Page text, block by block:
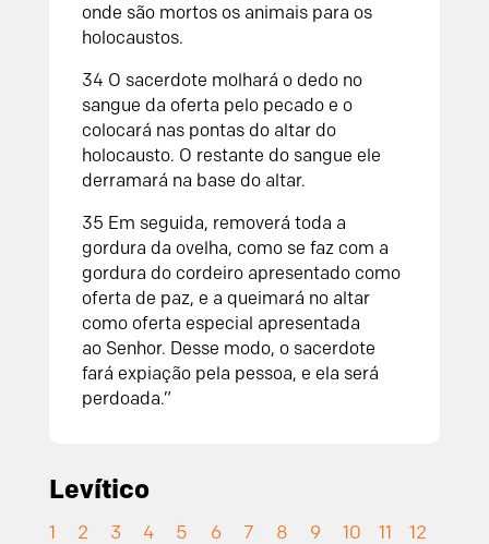
onde são mortos os animais para os
holocaustos.
34 O sacerdote molhará o dedo no
sangue da oferta pelo pecado e o
colocará nas pontas do altar do
holocausto. O restante do sangue ele
derramará na base do altar.
35 Em seguida, removerá toda a
gordura da ovelha, como se faz com a
gordura do cordeiro apresentado como
oferta de paz, e a queimará no altar
como oferta especial apresentada
ao Senhor. Desse modo, o sacerdote
fará expiação pela pessoa, e ela será
perdoada.”
Levítico
1 2 3 4 5 6 7 8 9 10 11
12